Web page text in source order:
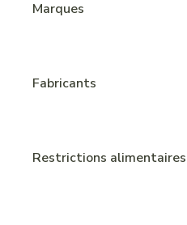
Marques
Fabricants
Restrictions alimentaires